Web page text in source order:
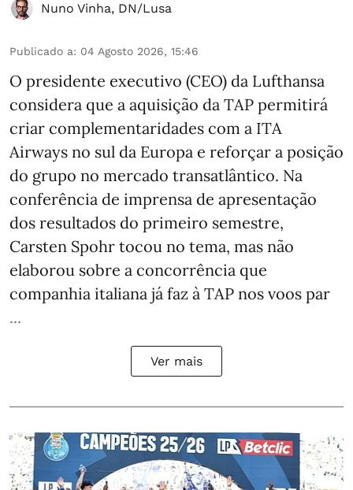
Nuno Vinha, DN/Lusa
Publicado a: 04 Agosto 2026, 15:46
O presidente executivo (CEO) da Lufthansa
considera que a aquisição da TAP permitirá
criar complementaridades com a ITA
Airways no sul da Europa e reforçar a posição
do grupo no mercado transatlântico. Na
conferência de imprensa de apresentação
dos resultados do primeiro semestre,
Carsten Spohr tocou no tema, mas não
elaborou sobre a concorrência que
companhia italiana já faz à TAP nos voos par
...
Ver mais